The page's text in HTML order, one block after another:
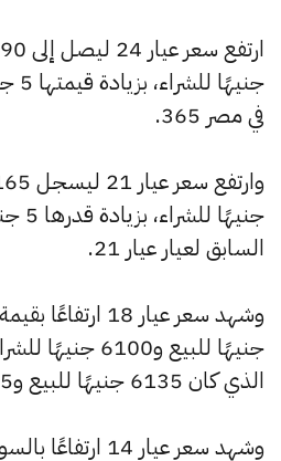
في مصر 365.
السابق لعيار عيار 21.
جنيهًا للبيع
الذي كان 6135 جنيهًا للبيع و6095 جنيهًا للشراء.
وشهد سعر عيار 14